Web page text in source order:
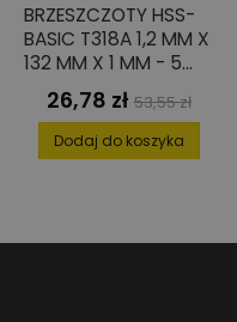
BRZESZCZOTY HSS-
BASIC T318A 1,2 MM X
132 MM X 1 MM - 5
SZT.Cena
26,78 zł Cena
podstawowa
53,55 zł
Dodaj do koszyka